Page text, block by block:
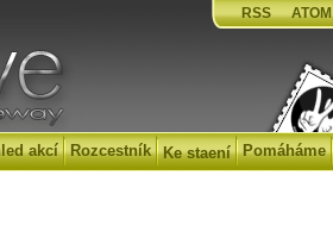
RSS ATOM
akcí Rozcestník Ke staení Pomáháme